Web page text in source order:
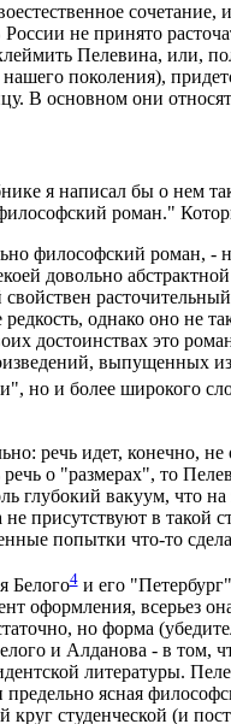
России не принято
Пелевина, или,
поколения),
В основном они
я написал бы о нем
роман."
философский роман, -
довольно
редкость, однако оно не
достоинствах это
выпущенных
но и более широкого
речь идет, конечно,
о "размерах", то
глубокий вакуум, что
присутствуют в такой
попытки что-то
Белого4и его
оформления, всерьез
но форма
и Алданова - в том,
литературы.
предельно ясная
студенческой (и